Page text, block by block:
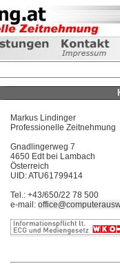
Markus Lindinger
Professionelle Zeitnehmung
Gnadlingerweg 7
4650 Edt bei Lambach
Österreich
UID: ATU61799414
Tel.: +43/650/22 78 500
e-mail: